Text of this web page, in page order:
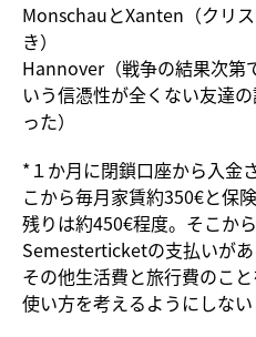
MonschauとXanten（クリ
き）
Hannover（戦争の結果次第
いう信憑性が全くない友達
った）
*１か月に閉鎖口座から入金
こから毎月家賃約350€と保
残りは約450€程度。そこか
Semesterticketの支払いがあ
その他生活費と旅行費のこ
使い方を考えるようにしない